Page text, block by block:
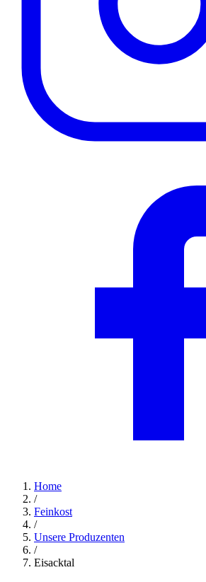
Home
/
Feinkost
/
Unsere Produzenten
/
Eisacktal